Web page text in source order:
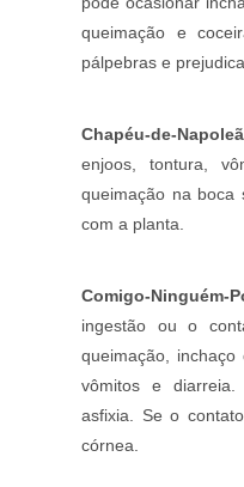
queimação e
pálpebras e
Chapéu-de-
enjoos, tontura,
queimação na boca
com a planta.
Comigo-Ninguém-
ingestão ou o
queimação,
vômitos e
asfixia. Se o
córnea.